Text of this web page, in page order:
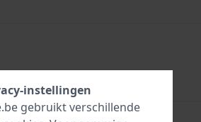
instellingen
gebruikt verschillende